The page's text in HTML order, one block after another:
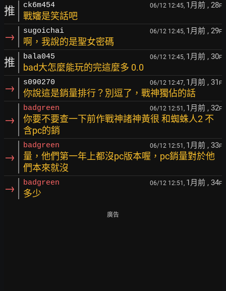
推 ck6m454 06/12 12:45, 1月前 , 28F
戰嬸是笑話吧
→ sugoichai 06/12 12:45, 1月前 , 29F
啊，我說的是聖女密碼
推 bala045 06/12 12:45, 1月前 , 30F
bad大怎麼能玩的完這麼多 0.0
→ s090270 06/12 12:47, 1月前 , 31 F
你說這是銷量排行？別逗了，戰神獨佔的話
→
badgreen 06/12 12:51, 1月前 , 32F
你要不要查一下前作戰神諸神黃很 和蜘蛛人2 不
含pc的銷
→
badgreen 06/12 12:51, 1月前 , 33F
量，他們第一年上都沒pc版本喔，pc銷量對於他
們本來就沒
→ badgreen 06/12 12:51, 1月前 , 34F
多少
廣告